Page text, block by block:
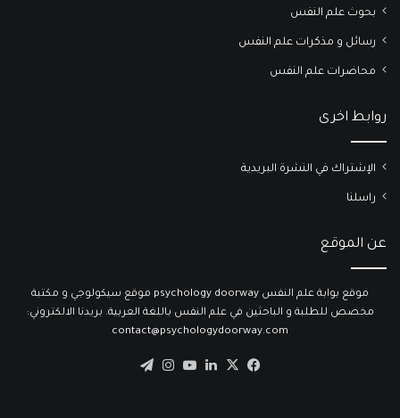
بحوث علم النفس
رسائل و مذكرات علم النفس
محاضرات علم النفس
روابط اخرى
الإشتراك في النشرة البريدية
راسلنا
عن الموقع
موقع بوابة علم النفس psychology doorway موقع سيكولوجي و مكتبة
مخصص للطلبة و الباحثين في علم النفس باللغة العربية. بريدنا الالكتروني:
contact@psychologydoorway.com
فيسبوك
‫X لينكدإن‫YouTubeانستقرام